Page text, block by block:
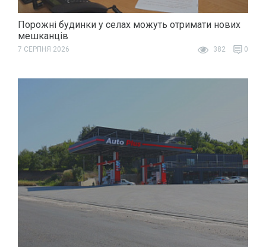
Порожні будинки у селах можуть отримати нових
мешканців
7 СЕРПНЯ 2026 382 0